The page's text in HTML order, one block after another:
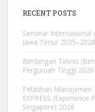
RECENT POSTS
Seminar Internasional
Jawa Timur 2025–2028
Bimbingan Teknis
Perguruan Tinggi
Pelatihan Manajemen
EXPRESS
Singapore) 2026